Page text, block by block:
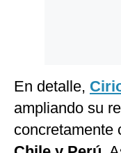
En detalle,
ampliando su
concretamente